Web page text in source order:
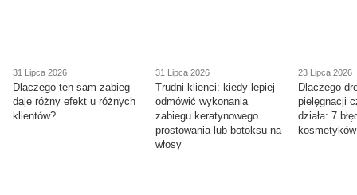
31 Lipca 2026
Dlaczego ten sam zabieg
daje różny efekt u różnych
klientów?
31 Lipca 2026
Trudni klienci: kiedy lepiej
odmówić wykonania
zabiegu keratynowego
prostowania lub botoksu na
włosy
23 Lipca 2026
Dlaczego
pielęgnacji
działa: 7
kosmetyków